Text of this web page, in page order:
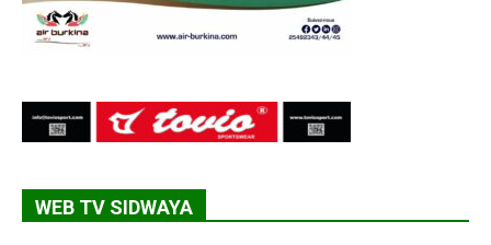
WEB TV SIDWAYA